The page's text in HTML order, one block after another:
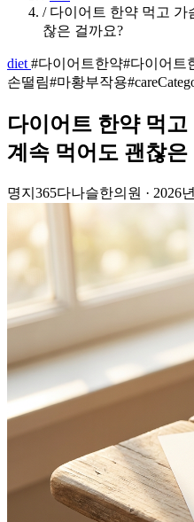
/ 다이어트 한약 먹고 가
찮은 걸까요?
diet #다이어트한약#다이어트
손떨림#마황부작용
다이어트 한약 먹
계속 먹어도 괜찮은
명지365다나슬한의원 · 2026